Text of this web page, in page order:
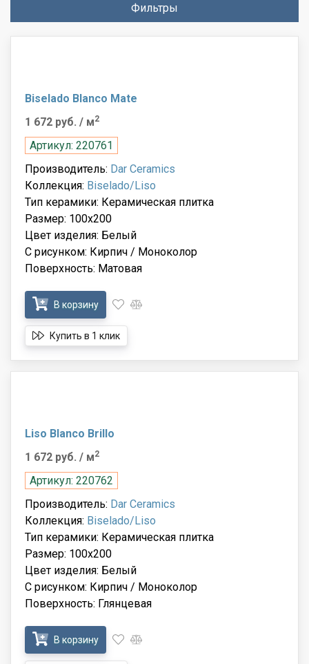
Фильтры
Biselado Blanco Mate
1 672 руб. / м2
Артикул: 220761
Производитель: Dar Ceramics
Коллекция: Biselado/Liso
Тип керамики: Керамическая плитка
Размер: 100x200
Цвет изделия: Белый
С рисунком: Кирпич / Моноколор
Поверхность: Матовая
В корзину
Купить в 1 клик
Liso Blanco Brillo
1 672 руб. / м2
Артикул: 220762
Производитель: Dar Ceramics
Коллекция: Biselado/Liso
Тип керамики: Керамическая плитка
Размер: 100x200
Цвет изделия: Белый
С рисунком: Кирпич / Моноколор
Поверхность: Глянцевая
В корзину